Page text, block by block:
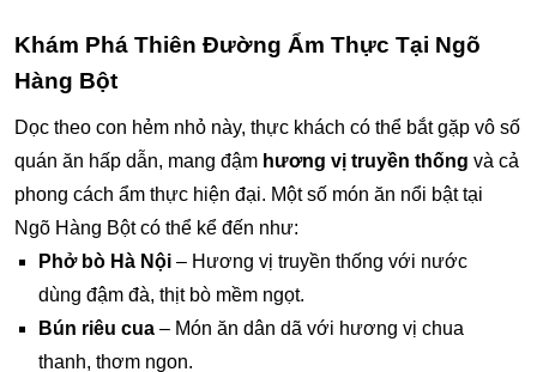
Khám Phá Thiên Đường Ẩm Thực Tại Ngõ
Hàng Bột
Dọc theo con hẻm nhỏ này, thực khách có thể bắt gặp vô số
quán ăn hấp dẫn, mang đậm hương vị truyền thống và cả
phong cách ẩm thực hiện đại. Một số món ăn nổi bật tại
Ngõ Hàng Bột có thể kể đến như:
Phở bò Hà Nội – Hương vị truyền thống với nước
dùng đậm đà, thịt bò mềm ngọt.
Bún riêu cua – Món ăn dân dã với hương vị chua
thanh, thơm ngon.